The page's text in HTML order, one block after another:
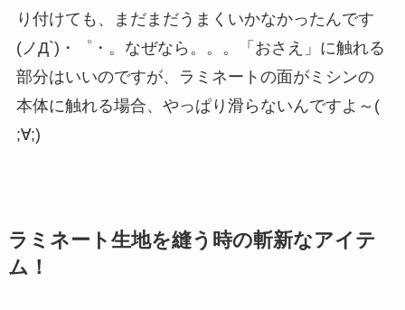
り付けても、まだまだうまくいかなかったんです
(ノД`)・゜・。なぜなら。。。「おさえ」に触れる
部分はいいのですが、ラミネートの面がミシンの
本体に触れる場合、やっぱり滑らないんですよ～(
;∀;)
ラミネート生地を縫う時の斬新なアイテ
ム！